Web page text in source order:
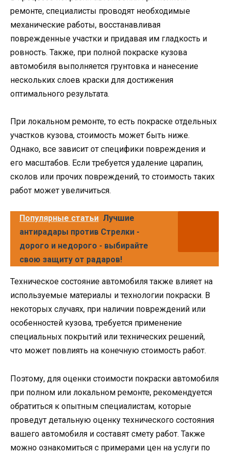
ремонте, специалисты проводят необходимые
механические работы, восстанавливая
поврежденные участки и придавая им гладкость и
ровность. Также, при полной покраске кузова
автомобиля выполняется грунтовка и нанесение
нескольких слоев краски для достижения
оптимального результата.
При локальном ремонте, то есть покраске отдельных
участков кузова, стоимость может быть ниже.
Однако, все зависит от специфики повреждения и
его масштабов. Если требуется удаление царапин,
сколов или прочих повреждений, то стоимость таких
работ может увеличиться.
Популярные статьи Лучшие
антирадары против Стрелки -
дорого и недорого - выбирайте
свою защиту от радаров!
Техническое состояние автомобиля также влияет на
используемые материалы и технологии покраски. В
некоторых случаях, при наличии повреждений или
особенностей кузова, требуется применение
специальных покрытий или технических решений,
что может повлиять на конечную стоимость работ.
Поэтому, для оценки стоимости покраски автомобиля
при полном или локальном ремонте, рекомендуется
обратиться к опытным специалистам, которые
проведут детальную оценку технического состояния
вашего автомобиля и составят смету работ. Также
можно ознакомиться с примерами цен на услуги по